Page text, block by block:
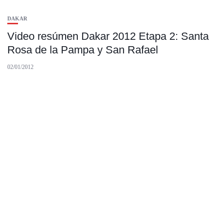
DAKAR
Video resúmen Dakar 2012 Etapa 2: Santa
Rosa de la Pampa y San Rafael
02/01/2012